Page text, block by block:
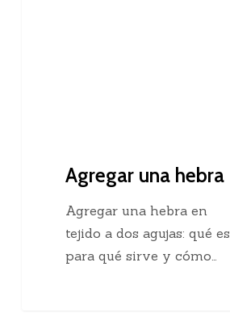
Agregar una hebra
Agregar una hebra en
tejido a dos agujas: qué es,
para qué sirve y cómo…